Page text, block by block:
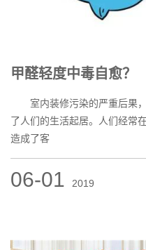
甲醛轻度中毒自愈？
室内装修污染的严重后果，
了人们的生活起居。人们经常
造成了客
06-01 2019